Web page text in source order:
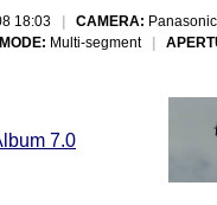
18:03 CAMERA:
Multi-segment
7.0